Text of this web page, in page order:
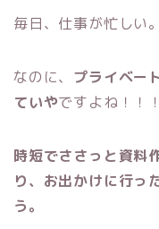
毎日、仕事が忙しい
なのに、 プライベー
ていやですよね！！！
時短でささっと資料
り、お出かけに行っ
う。